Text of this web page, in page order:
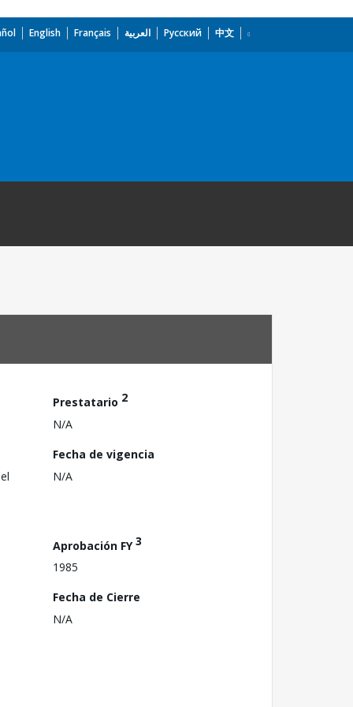
English Français العربية Русский 中文
Prestatario 2
N/A
Fecha de vigencia
N/A
Aprobación FY3
1985
Fecha de Cierre
N/A